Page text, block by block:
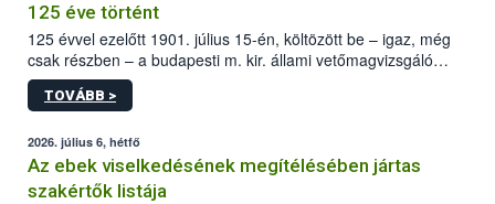
125 éve történt
125 évvel ezelőtt 1901. július 15-én, költözött be – igaz, még
csak részben – a budapesti m. kir. állami vetőmagvizsgáló
állomás a Kis Rókus utca 15. szám alatti, Czigler Győző által
tervezett új épületébe.
TOVÁBB >
2026. július 6, hétfő
Az ebek viselkedésének megítélésében jártas
szakértők listája